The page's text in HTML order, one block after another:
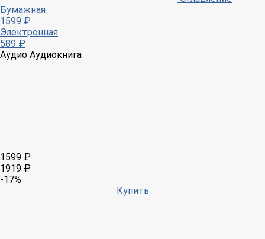
Бумажная
1599 ₽
Электронная
589 ₽
Аудио Аудиокнига
1599 ₽
1919 ₽
-17%
Купить